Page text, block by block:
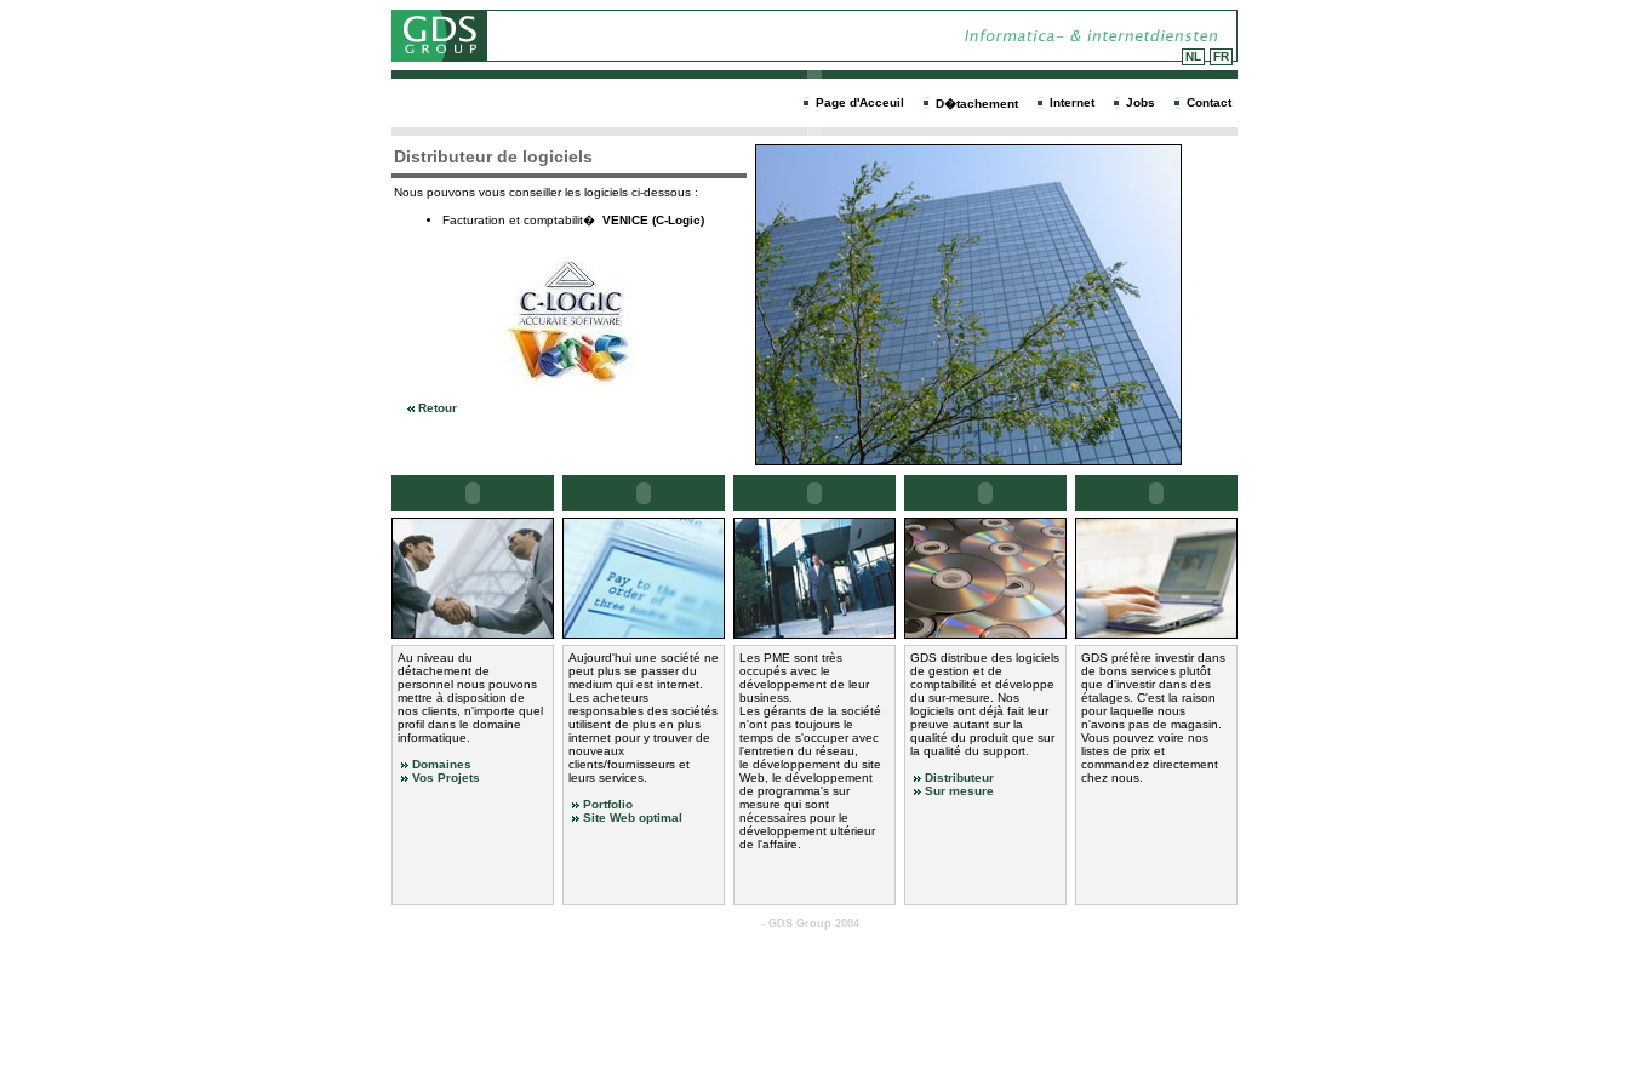
NL FR
Page d'Acceuil D�tachement Internet Jobs Contact
Distributeur de logiciels
Nous pouvons vous conseiller les logiciels ci-dessous :
Facturation et comptabilit� VENICE (C-Logic)
Retour
Au niveau du
détachement de
personnel nous pouvons
mettre à disposition de
nos clients, n'importe quel
profil dans le domaine
informatique.
Domaines
Vos Projets
Aujourd'hui une société ne
peut plus se passer du
medium qui est internet.
Les acheteurs
responsables des sociétés
utilisent de plus en plus
internet pour y trouver de
nouveaux
clients/fournisseurs et
leurs services.
Portfolio
Site Web optimal
Les PME sont très
occupés avec le
développement de leur
business.
Les gérants de la société
n'ont pas toujours le
temps de s'occuper avec
l'entretien du réseau,
le développement du site
Web, le développement
de programma's sur
mesure qui sont
nécessaires pour le
développement ultérieur
de l'affaire.
GDS distribue des logiciels
de gestion et de
comptabilité et développe
du sur-mesure. Nos
logiciels ont déjà fait leur
preuve autant sur la
qualité du produit que sur
la qualité du support.
Distributeur
Sur mesure
GDS préfère investir dans
de bons services plutôt
que d'investir dans des
étalages. C'est la raison
pour laquelle nous
n'avons pas de magasin.
Vous pouvez voire nos
listes de prix et
commandez directement
chez nous.
- GDS Group 2004